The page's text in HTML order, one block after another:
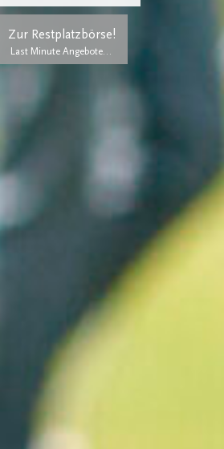
Zur Restplatzbörse!
Last Minute Angebote…